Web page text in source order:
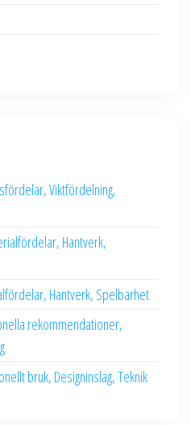
Viktfördelning,
Hantverk,
Hantverk, Spelbarhet
rekommendationer,
bruk, Designinslag, Teknik